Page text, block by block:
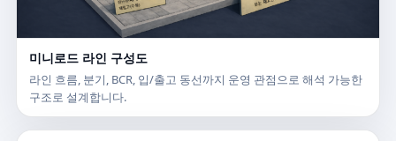
미니로드 라인 구성도
라인 흐름, 분기, BCR, 입/출고 동선까지 운영 관점으로 해석 가능한
구조로 설계합니다.